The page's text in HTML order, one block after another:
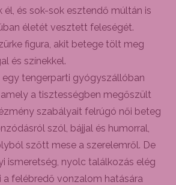
él, és sok-sok esztendő múltán is
életét vesztett feleségét.
figura, akit betege tölt meg
és színekkel.
egy tengerparti gyógyszállóban
a tisztességben megőszült
szabályait felrúgó női beteg
szól, bájjal és humorral,
szőtt mese a szerelemről. De
ismeretség, nyolc találkozás elég
a felébredő vonzalom hatására